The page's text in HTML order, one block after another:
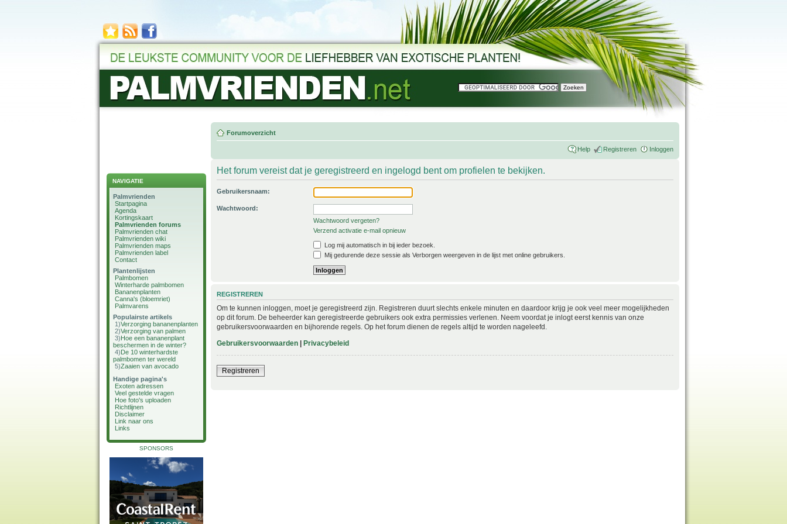
NAVIGATIE
Palmvrienden
Startpagina
Agenda
Kortingskaart
Palmvrienden forums
Palmvrienden chat
Palmvrienden wiki
Palmvrienden maps
Palmvrienden label
Contact
Plantenlijsten
Palmbomen
Winterharde palmbomen
Bananenplanten
Canna's (bloemriet)
Palmvarens
Populairste artikels
1)Verzorging bananenplanten
2)Verzorging van palmen
3)Hoe een bananenplant
beschermen in de winter?
4)De 10 winterhardste
palmbomen ter wereld
5)Zaaien van avocado
Handige pagina's
Exoten adressen
Veel gestelde vragen
Hoe foto's uploaden
Richtlijnen
Disclaimer
Link naar ons
Links
SPONSORS
Forumoverzicht
Help Registreren Inloggen
Het forum vereist dat je geregistreerd en ingelogd bent om profielen te bekijken.
Gebruikersnaam:
Wachtwoord:
Wachtwoord vergeten?
Verzend activatie e-mail opnieuw
Log mij automatisch in bij ieder bezoek.
Mij gedurende deze sessie als Verborgen weergeven in de lijst met online gebruikers.
REGISTREREN
Om te kunnen inloggen, moet je geregistreerd zijn. Registreren duurt slechts enkele minuten en daardoor krijg je ook veel meer mogelijkheden
op dit forum. De beheerder kan geregistreerde gebruikers ook extra permissies verlenen. Neem voordat je inlogt eerst kennis van onze
gebruikersvoorwaarden en bijhorende regels. Op het forum dienen de regels altijd te worden nageleefd.
Gebruikersvoorwaarden | Privacybeleid
Registreren